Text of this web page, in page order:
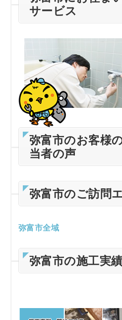
サービス
弥富市のお客様
当者の声
弥富市のご訪問
弥富市全域
弥富市の施工実